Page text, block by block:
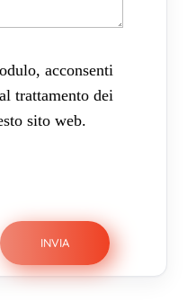
acconsenti
trattamento dei
sito web.